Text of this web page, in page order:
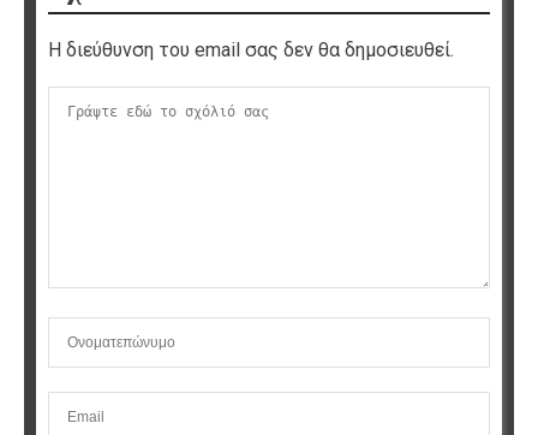
Η διεύθυνση του email σας δεν θα δημοσιευθεί.